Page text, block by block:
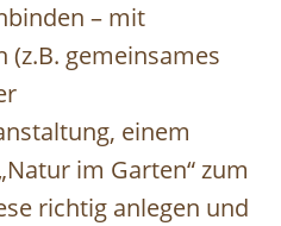
– mit
gemeinsames
einem
im Garten“ zum
richtig anlegen und